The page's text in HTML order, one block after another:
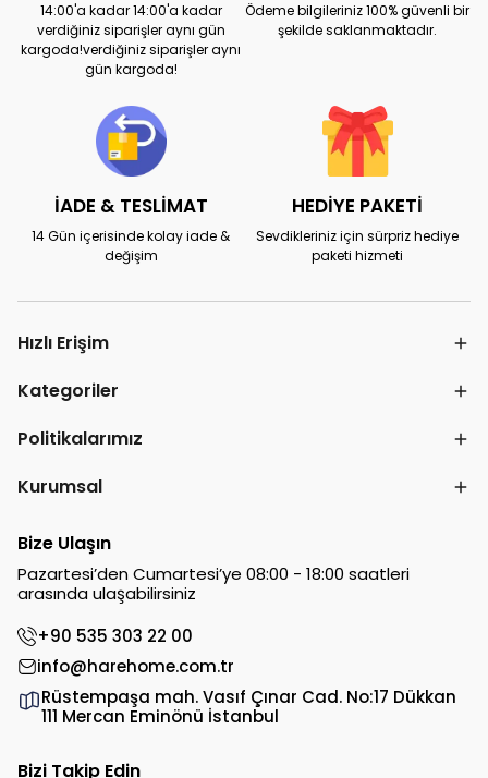
14:00'a kadar 14:00'a kadar
verdiğiniz siparişler aynı gün
kargoda!verdiğiniz siparişler aynı
gün kargoda!
Ödeme bilgileriniz 100% güvenli bir
şekilde saklanmaktadır.
İADE & TESLİMAT
14 Gün içerisinde kolay iade &
değişim
HEDİYE PAKETİ
Sevdikleriniz için sürpriz hediye
paketi hizmeti
Hızlı Erişim
Kategoriler
Politikalarımız
Kurumsal
Bize Ulaşın
Pazartesi’den Cumartesi’ye 08:00 - 18:00 saatleri
arasında ulaşabilirsiniz
+90 535 303 22 00
info@harehome.com.tr
Rüstempaşa mah. Vasıf Çınar Cad. No:17 Dükkan
111 Mercan Eminönü İstanbul
Bizi Takip Edin